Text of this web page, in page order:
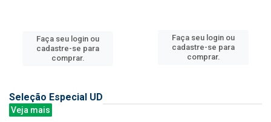
Faça seu login ou
cadastre-se para
comprar.
Faça seu login ou
cadastre-se para
comprar.
Seleção Especial UD
Veja mais